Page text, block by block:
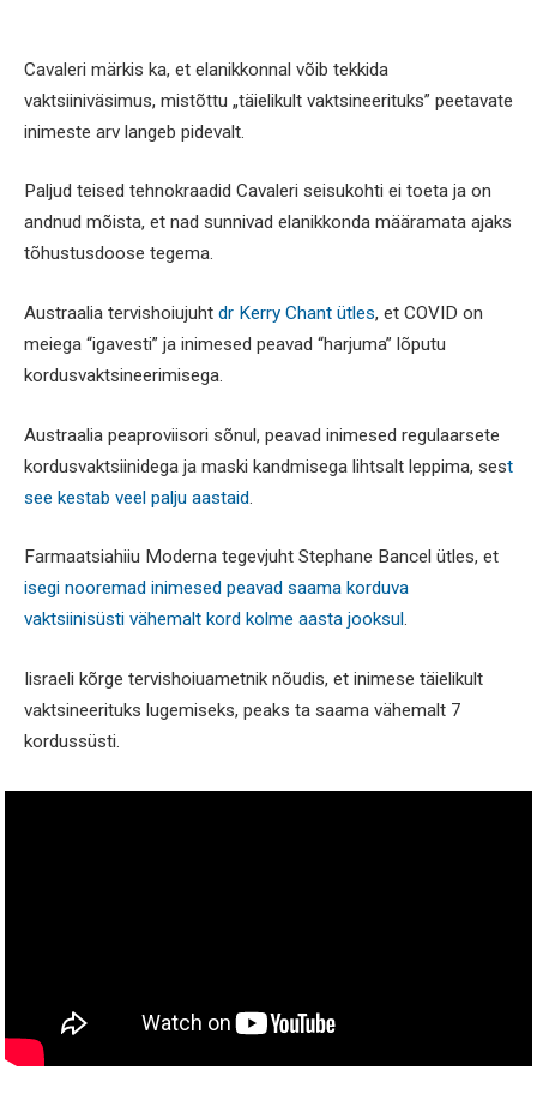
Cavaleri märkis ka, et elanikkonnal võib tekkida
vaktsiiniväsimus, mistõttu „täielikult vaktsineerituks” peetavate
inimeste arv langeb pidevalt.
Paljud teised tehnokraadid Cavaleri seisukohti ei toeta ja on
andnud mõista, et nad sunnivad elanikkonda määramata ajaks
tõhustusdoose tegema.
Austraalia tervishoiujuht dr Kerry Chant ütles, et COVID on
meiega “igavesti” ja inimesed peavad “harjuma” lõputu
kordusvaktsineerimisega.
Austraalia peaproviisori sõnul, peavad inimesed regulaarsete
kordusvaktsiinidega ja maski kandmisega lihtsalt leppima, sest
see kestab veel palju aastaid
Farmaatsiahiiu Moderna tegevjuht Stephane Bancel ütles, et
isegi nooremad inimesed peavad saama korduva
vaktsiinisüsti vähemalt kord kolme aasta jooksul.
Iisraeli kõrge tervishoiuametnik nõudis, et inimese täielikult
vaktsineerituks lugemiseks, peaks ta saama vähemalt 7
kordussüsti.